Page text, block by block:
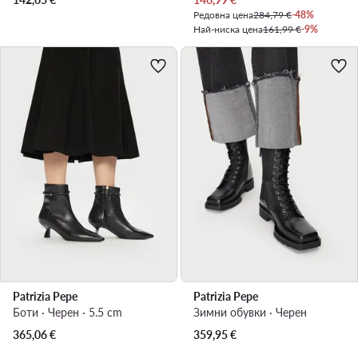
Редовна цена284,79 €-48%
Най-ниска цена161,99 €-9%
Patrizia Pepe
Боти · Черен · 5.5 cm
365,06€
Patrizia Pepe
Зимни обувки · Черен
359,95€